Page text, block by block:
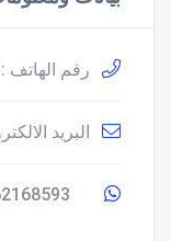
رقم الهاتف :
البريد